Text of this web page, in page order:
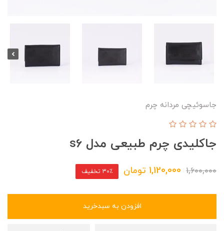
جاسوئیچی مردانه چرم
جاکلیدی چرم طبیعی مدل s6
1,600,000
1,120,000 تومان 30٪ تخفیف
افزودن به سبدخرید